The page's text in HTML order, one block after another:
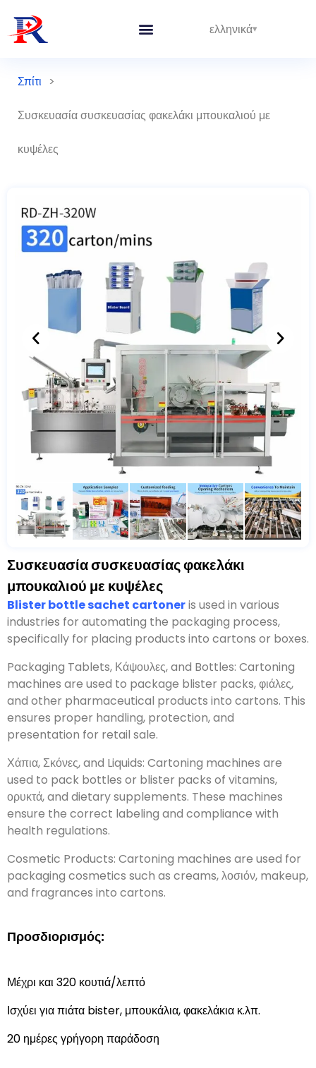
ελληνικά
Σπίτι >
Συσκευασία συσκευασίας φακελάκι μπουκαλιού με
κυψέλες
Συσκευασία συσκευασίας φακελάκι
μπουκαλιού με κυψέλες
Blister bottle sachet cartoneris used in various
industries for automating the packaging process,
specifically for placing products into cartons or boxes.
Packaging Tablets, Κάψουλες,and Bottles: Cartoning
machines are used to package blister packs, φιάλες,
and other pharmaceutical products into cartons. This
ensures proper handling, protection,and
presentation for retail sale.
Χάπια, Σκόνες,and Liquids: Cartoning machines are
used to pack bottles or blister packs of vitamins,
ορυκτά,and dietary supplements. These machines
ensure the correct labeling and compliance with
health regulations.
Cosmetic Products: Cartoning machines are used for
packaging cosmetics such as creams, λοσιόν, makeup,
and fragrances into cartons.
Προσδιορισμός:
Μέχρι και 320 κουτιά/λεπτό
Ισχύει για πιάτα bister, μπουκάλια, φακελάκια κ.λπ.
20 ημέρες γρήγορη παράδοση